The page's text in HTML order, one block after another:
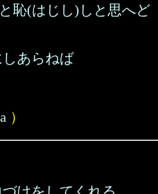
恥(はじし)しと思へど
あらねば
）